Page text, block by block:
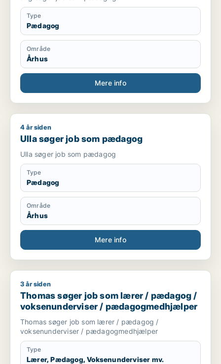
Type
Pædagog
Område
Århus
Mere info
Ulla søger job som pædagog
4 år siden
Ulla søger job som pædagog
Ulla søger job som pædagog
Type
Pædagog
Område
Århus
Mere info
Thomas søger job som lærer / pædagog /
3 år siden
Thomas søger job som lærer / pædagog /
voksenunderviser / pædagogmedhjælper
Thomas søger job som lærer / pædagog /
voksenunderviser / pædagogmedhjælper
Type
Lærer, Pædagog, Voksenunderviser mv.